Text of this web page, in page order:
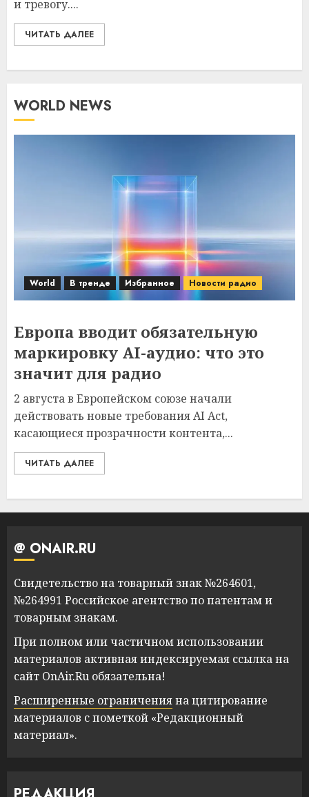
и тревогу....
ЧИТАТЬ ДАЛЕЕ
WORLD NEWS
World В тренде Избранное Новости радио
Европа вводит обязательную
маркировку AI-аудио: что это
значит для радио
2 августа в Европейском союзе начали
действовать новые требования AI Act,
касающиеся прозрачности контента,...
ЧИТАТЬ ДАЛЕЕ
@ ONAIR.RU
Свидетельство на товарный знак №264601,
№264991 Российское агентство по патентам и
товарным знакам.
При полном или частичном использовании
материалов активная индексируемая ссылка на
сайт OnAir.Ru обязательна!
Расширенные ограниченияна цитирование
материалов с пометкой «Редакционный
материал».